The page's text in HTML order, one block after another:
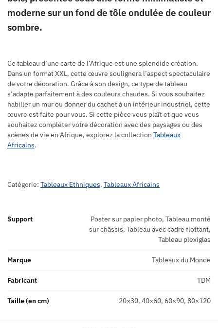
moderne sur un fond de tôle ondulée de couleur
sombre.
Ce tableau d’une carte de l’Afrique est une splendide création.
Dans un format XXL, cette œuvre soulignera l’aspect spectaculaire
de votre décoration. Grâce à son design, ce type de tableau
s’adapte parfaitement à des couleurs chaudes. Si vous souhaitez
habiller un mur ou donner du cachet à un intérieur industriel, cette
œuvre est faite pour vous. Si cette pièce vous plaît et que vous
souhaitez compléter votre décoration avec des paysages ou des
scènes de vie en Afrique, explorez la collection Tableaux
Africains.
Catégorie: Tableaux Ethniques, Tableaux Africains
Support
Poster sur papier photo, Tableau monté
sur châssis, Tableau avec cadre flottant,
Tableau plexiglas
Marque Tableaux du Monde
Fabricant TDM
Taille (en cm) 20×30, 40×60, 60×90, 80×120